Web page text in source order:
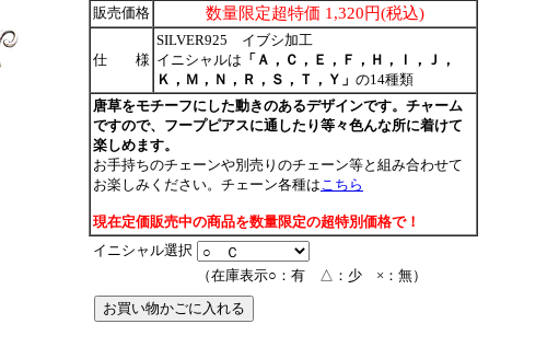
販売価格 数量限定超特価 1,320円(税込)
仕 様
SILVER925 イブシ加工
イニシャルは 「Ａ，Ｃ，Ｅ，Ｆ，Ｈ，Ｉ，Ｊ，
Ｋ，Ｍ，Ｎ，Ｒ，Ｓ，Ｔ，Ｙ」 の14種類
唐草をモチーフにした動きのあるデザインです。チャーム
ですので、フープピアスに通したり等々色んな所に着けて
楽しめます。
お手持ちのチェーンや別売りのチェーン等と組み合わせて
お楽しみください。チェーン各種はこちら
現在定価販売中の商品を数量限定の超特別価格で！
イニシャル選択
（在庫表示○：有 △：少 ×：無）